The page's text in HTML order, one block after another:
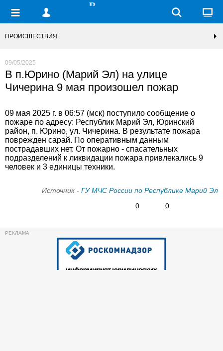
ПРОИСШЕСТВИЯ
09/05/2025
В п.Юрино (Марий Эл) на улице
Чичерина 9 мая произошел пожар
09 мая 2025 г. в 06:57 (мск) поступило сообщение о
пожаре по адресу: Республик Марий Эл, Юринский
район, п. Юрино, ул. Чичерина. В результате пожара
поврежден сарай. По оперативным данным
пострадавших нет. От пожарно - спасательных
подразделений к ликвидации пожара привлекались 9
человек и 3 единицы техники.
Источник - ГУ МЧС России по Республике Марий Эл
0
0